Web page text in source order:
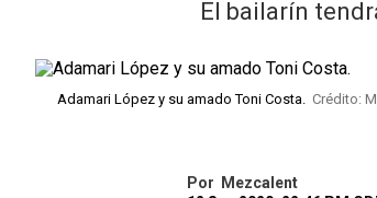
El bailarín
Adamari López y su amado Toni Costa. Crédito:
Por
Mezcalent